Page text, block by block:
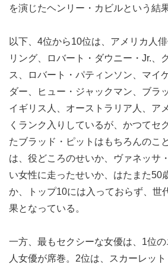
を演じたヘンリー・カビルという結
以下、4位から10位は、アメリカ人
リング、ロバート・ダウニー・Jr.、
ス、ロバート・パティンソン、マイ
ダー、ヒュー・ジャックマン、ブラ
イギリス人、オーストラリア人、ア
くランク入りしているが、かつてセ
たブラッド・ピットはもちろんのこ
は、役どころのせいか、ヴァネッサ
い女性に走ったせいか、はたまた50
か、トップ10には入っておらず、世
果となっている。
一方、最もセクシーな女優は、1位
人女優が席巻。2位は、スカーレッ